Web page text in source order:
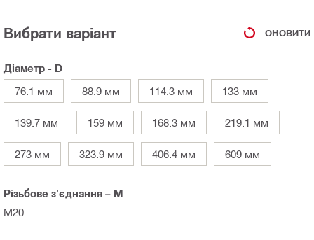
Вибрати варіант ОНОВИТИ
Діаметр - D
76.1 мм
88.9 мм 114.3 мм 133 мм
139.7 мм 159 мм 168.3 мм 219.1 мм
273 мм 323.9 мм 406.4 мм 609 мм
Різьбове з'єднання – M
M20